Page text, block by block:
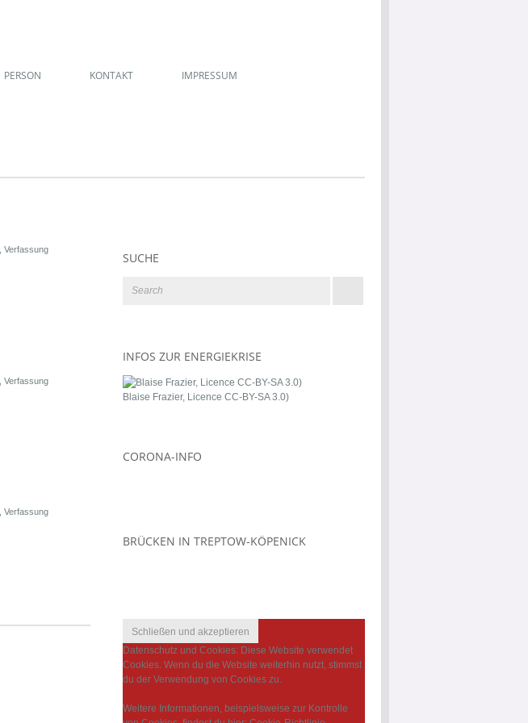
PERSON KONTAKT IMPRESSUM
Verfassung
Verfassung
Verfassung
SUCHE
INFOS ZUR ENERGIEKRISE
Blaise Frazier, Licence CC-BY-SA 3.0)
CORONA-INFO
BRÜCKEN IN TREPTOW-KÖPENICK
Datenschutz und Cookies: Diese Website verwendet
Cookies. Wenn du die Website weiterhin nutzt, stimmst
du der Verwendung von Cookies zu.
Weitere Informationen, beispielsweise zur Kontrolle